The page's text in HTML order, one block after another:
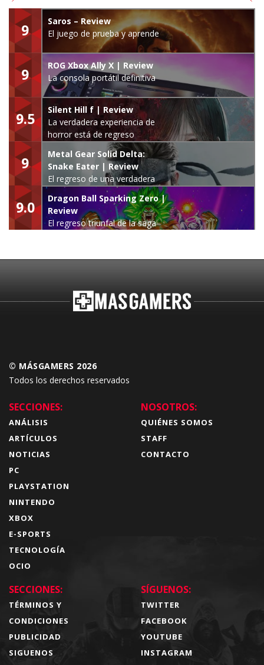
9
Saros – Review
El juego de prueba y aprende
9
ROG Xbox Ally X | Review
La consola portátil definitiva
9.5
Silent Hill f | Review
La verdadera experiencia de
horror está de regreso
9
Metal Gear Solid Delta:
Snake Eater | Review
El regreso de una verdadera
leyenda
9.0
Dragon Ball Sparking Zero |
Review
El regreso triunfal de la saga
© MÁSGAMERS 2026
Todos los derechos reservados
SECCIONES:
ANÁLISIS
ARTÍCULOS
NOTICIAS
PC
PLAYSTATION
NINTENDO
XBOX
E-SPORTS
TECNOLOGÍA
OCIO
NOSOTROS:
QUIÉNES SOMOS
STAFF
CONTACTO
SECCIONES:
TÉRMINOS Y
CONDICIONES
PUBLICIDAD
SIGUENOS
SÍGUENOS:
TWITTER
FACEBOOK
YOUTUBE
INSTAGRAM